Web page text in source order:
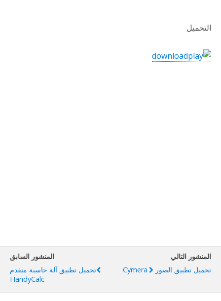
التحميل
المنشور السابق
تحميل تطبيق آلة حاسبة متقدم
HandyCalc
المنشور التالي
تحميل تطبيق الصور Cymera